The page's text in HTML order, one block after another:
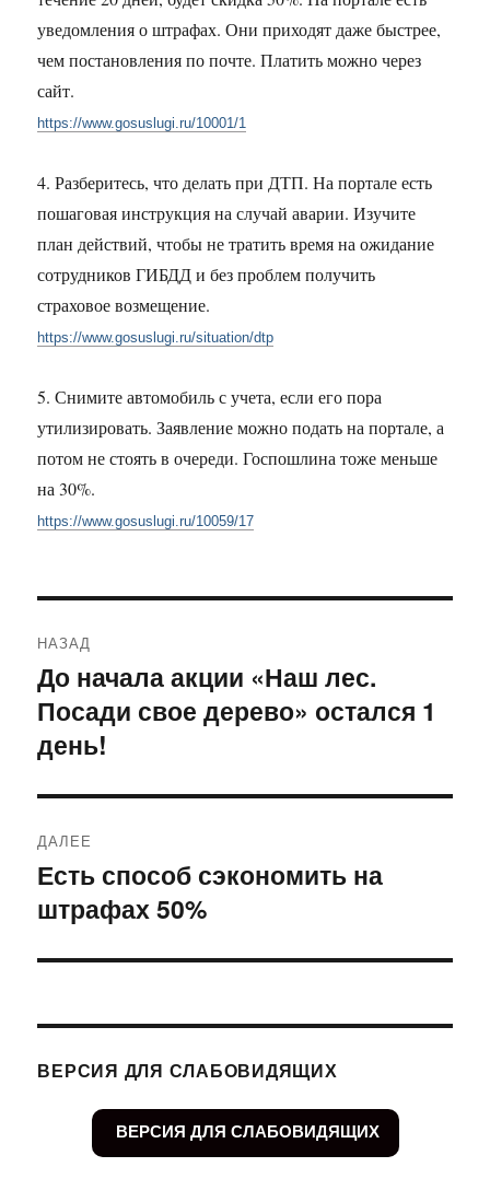
уведомления о штрафах. Они приходят даже быстрее,
чем постановления по почте. Платить можно через
сайт.
https://www.gosuslugi.ru/10001/1
4. Разберитесь, что делать при ДТП. На портале есть
пошаговая инструкция на случай аварии. Изучите
план действий, чтобы не тратить время на ожидание
сотрудников ГИБДД и без проблем получить
страховое возмещение.
https://www.gosuslugi.ru/situation/dtp
5. Снимите автомобиль с учета, если его пора
утилизировать. Заявление можно подать на портале, а
потом не стоять в очереди. Госпошлина тоже меньше
на 30%.
https://www.gosuslugi.ru/10059/17
по
записям
НАЗАД
Предыдущая
запись:
До начала акции «Наш лес.
Посади свое дерево» остался 1
день!
ДАЛЕЕ
Следующая
запись:
Есть способ сэкономить на
штрафах 50%
ВЕРСИЯ ДЛЯ СЛАБОВИДЯЩИХ
ВЕРСИЯ ДЛЯ СЛАБОВИДЯЩИХ